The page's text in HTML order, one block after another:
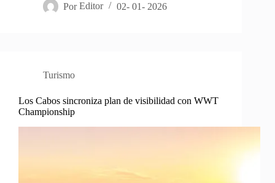
Por Editor 02- 01- 2026
Turismo
Los Cabos sincroniza plan de visibilidad con WWT
Championship